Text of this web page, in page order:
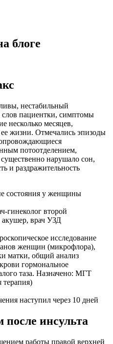
блоге
нестабильный
пациентки, симптомы
несколько месяцев,
ее жизни. Отмечались эпизоды
потоотделением,
нарушало сон,
и раздражительность
состояния у женщины
гинеколог второй
акушер, врач УЗД
исследование
женщин (микрофлора),
матки, общий анализ
гормональное
таза. Назначено: МГТ
терапия)
наступил через 10 дней
инсульта
работы правой верхней